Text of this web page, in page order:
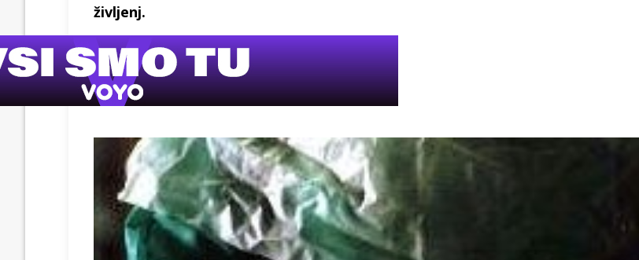
življenj.